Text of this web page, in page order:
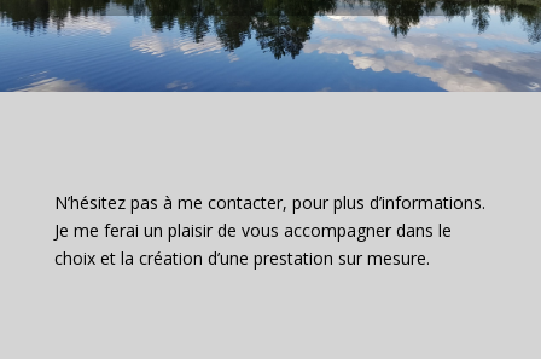
N’hésitez pas à me contacter, pour plus d’informations.
Je me ferai un plaisir de vous accompagner dans le
choix et la création d’une prestation sur mesure.